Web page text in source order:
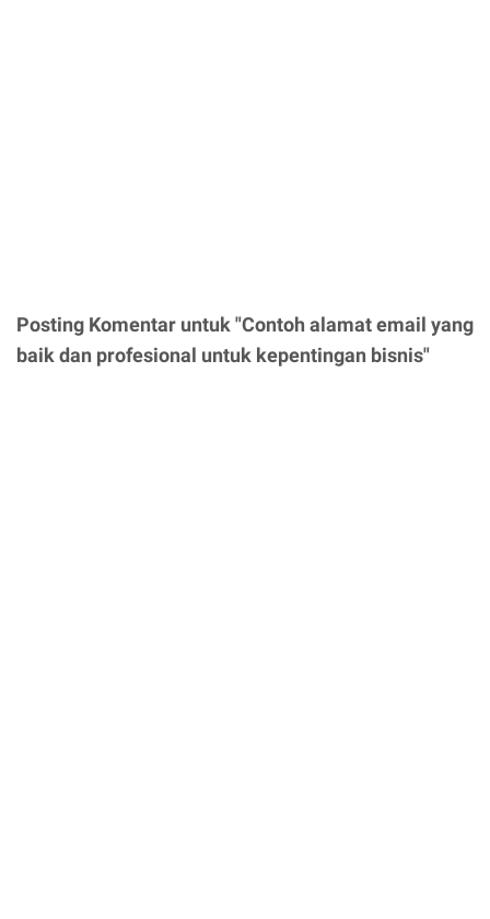
Posting Komentar untuk "Contoh alamat email yang
baik dan profesional untuk kepentingan bisnis"